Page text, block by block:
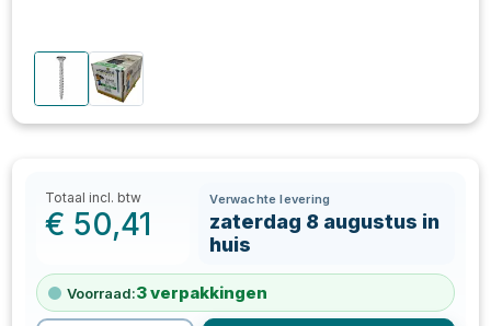
Totaal incl. btw
€ 50,41
Verwachte levering
zaterdag 8 augustus in
huis
Voorraad:3verpakkingen